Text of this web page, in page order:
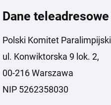
Dane teleadresowe
Polski Komitet Paralimpijski
ul. Konwiktorska 9 lok. 2,
00-216 Warszawa
NIP 5262358030